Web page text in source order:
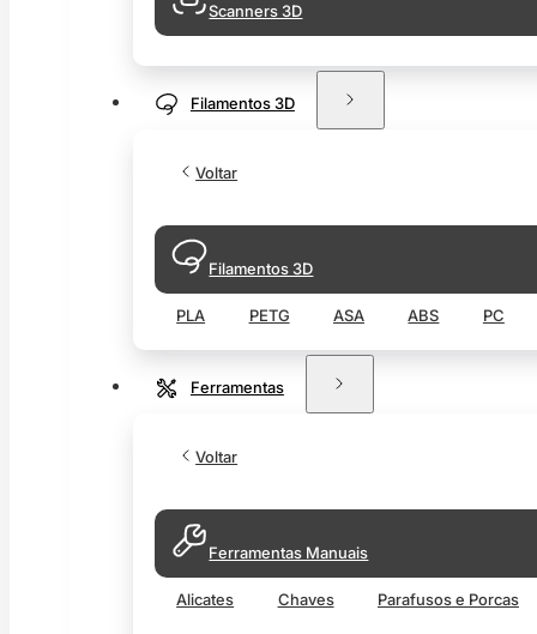
Scanners 3D
Filamentos 3D
Voltar
Filamentos 3D
PLA PETG ASA ABS PC
Ferramentas
Voltar
Ferramentas Manuais
Alicates Chaves Parafusos e Porcas